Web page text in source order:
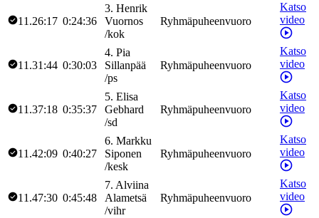
11.26:17 0:24:36
3. Henrik
Vuornos
/kok
Ryhmäpuheenvuoro
Katso
video
11.31:44 0:30:03
4. Pia
Sillanpää
/ps
Ryhmäpuheenvuoro
Katso
video
11.37:18 0:35:37
5. Elisa
Gebhard
/sd
Ryhmäpuheenvuoro
Katso
video
11.42:09 0:40:27
6. Markku
Siponen
/kesk
Ryhmäpuheenvuoro
Katso
video
11.47:30 0:45:48
7. Alviina
Alametsä
/vihr
Ryhmäpuheenvuoro
Katso
video